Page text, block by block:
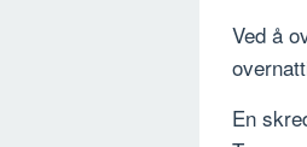
Ved å
En